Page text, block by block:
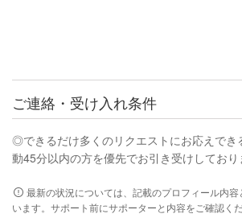
ご連絡・受け入れ条件
◎できるだけ多くのリクエストにお応えでき
動45分以内の方を優先でお引き受けしており
最新の状況については、記載のプロフィール内
います。サポート前にサポーターと内容をご確認くだ